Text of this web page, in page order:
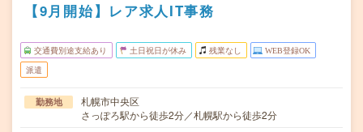
【9月開始】レア求人IT事務
交通費別途支給あり 土日祝日が休み 残業なし WEB登録OK
派遣
勤務地
札幌市中央区
さっぽろ駅から徒歩2分／札幌駅から徒歩2分